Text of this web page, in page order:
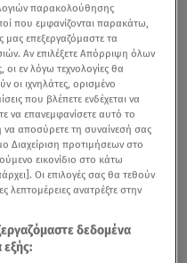
παρακολούθησης
που εμφανίζονται παρακάτω,
μας επεξεργαζόμαστε τα
Αν επιλέξετε Απόρριψη όλων
εν λόγω τεχνολογίες θα
οι ιχνηλάτες, ορισμένο
που βλέπετε ενδέχεται να
να επανεμφανίσετε αυτό το
να αποσύρετε τη συναίνεσή σας
Διαχείριση προτιμήσεων στο
εικονίδιο στο κάτω
Οι επιλογές σας θα τεθούν
λεπτομέρειες ανατρέξτε στην
δεδομένα